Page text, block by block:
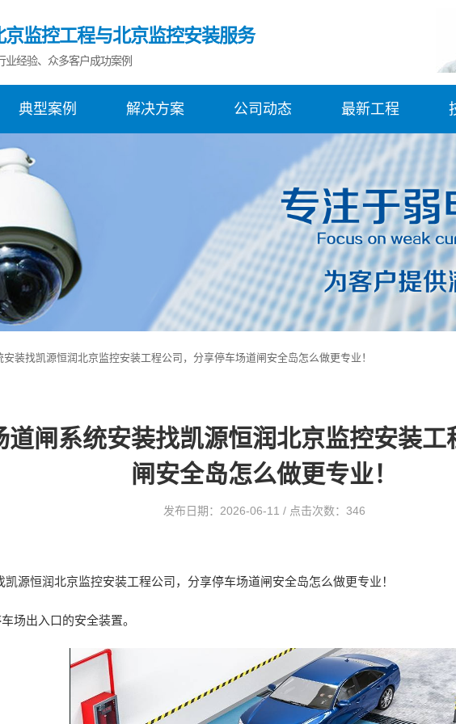
京监控工程与北京监控安装服务
业经验、众多客户成功案例
典型案例 解决方案 公司动态 最新工程
装找凯源恒润北京监控安装工程公司，分享停车场道闸安全岛怎么做更专业！
道闸系统安装找凯源恒润北京监控安装
闸安全岛怎么做更专业！
发布日期：2026-06-11 / 点击次数：346
源恒润北京监控安装工程公司，分享停车场道闸安全岛怎么做更专业！
场出入口的安全装置。